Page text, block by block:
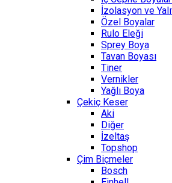
İzolasyon ve
Özel Boyalar
Rulo Eleği
Sprey Boya
Tavan Boyası
Tiner
Vernikler
Yağlı Boya
Çekiç Keser
Aki
Diğer
İzeltaş
Topshop
Çim Biçmeler
Bosch